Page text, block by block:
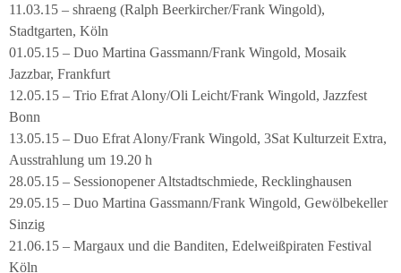
11.03.15 – shraeng (Ralph Beerkircher/Frank Wingold),
Stadtgarten, Köln
01.05.15 – Duo Martina Gassmann/Frank Wingold, Mosaik
Jazzbar, Frankfurt
12.05.15 – Trio Efrat Alony/Oli Leicht/Frank Wingold, Jazzfest
Bonn
13.05.15 – Duo Efrat Alony/Frank Wingold, 3Sat Kulturzeit Extra,
Ausstrahlung um 19.20 h
28.05.15 – Sessionopener Altstadtschmiede, Recklinghausen
29.05.15 – Duo Martina Gassmann/Frank Wingold, Gewölbekeller
Sinzig
21.06.15 – Margaux und die Banditen, Edelweißpiraten Festival
Köln